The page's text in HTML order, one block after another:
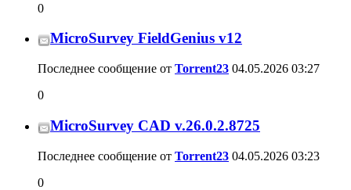
0
MicroSurvey FieldGenius v12
Последнее сообщение от Torrent23 04.05.2026 03:27
0
MicroSurvey CAD v.26.0.2.8725
Последнее сообщение от Torrent23 04.05.2026 03:23
0